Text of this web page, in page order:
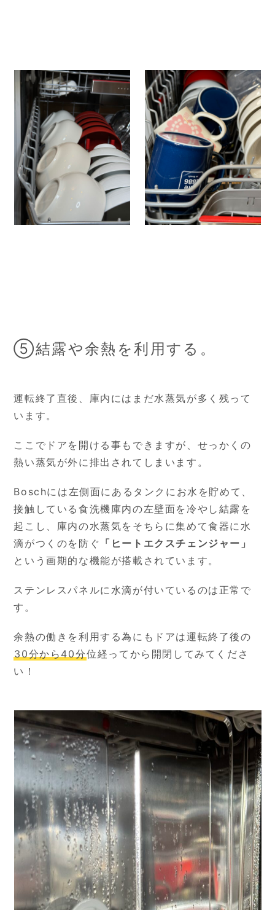
⑤結露や余熱を利用する。
運転終了直後、庫内にはまだ水蒸気が多く残って
います。
ここでドアを開ける事もできますが、せっかくの
熱い蒸気が外に排出されてしまいます。
Boschには左側面にあるタンクにお水を貯めて、
接触している食洗機庫内の左壁面を冷やし結露を
起こし、庫内の水蒸気をそちらに集めて食器に水
滴がつくのを防ぐ 「ヒートエクスチェンジャー」
という画期的な機能が搭載されています。
ステンレスパネルに水滴が付いているのは正常で
す。
余熱の働きを利用する為にもドアは運転終了後の
30分から40分位経ってから開閉してみてくださ
い！